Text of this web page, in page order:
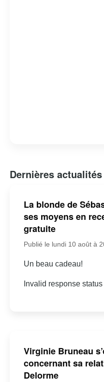
Dernières actualités
La blonde de
ses moyens en
gratuite
Publié le lundi 10 août à
Un beau cadeau!
Invalid response
Virginie Bruneau
concernant sa
Delorme